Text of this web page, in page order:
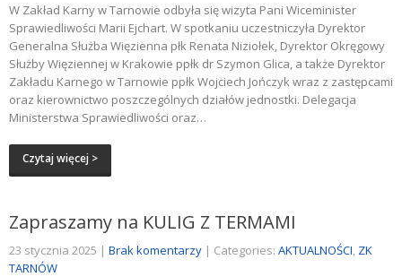
W Zakład Karny w Tarnowie odbyła się wizyta Pani Wiceminister
Sprawiedliwości Marii Ejchart. W spotkaniu uczestniczyła Dyrektor
Generalna Służba Więzienna płk Renata Niziołek, Dyrektor Okręgowy
Służby Więziennej w Krakowie ppłk dr Szymon Glica, a także Dyrektor
Zakładu Karnego w Tarnowie ppłk Wojciech Jończyk wraz z zastępcami
oraz kierownictwo poszczególnych działów jednostki. Delegacja
Ministerstwa Sprawiedliwości oraz…
Czytaj więcej >
Zapraszamy na KULIG Z TERMAMI
23 stycznia 2025 | Brak komentarzy | Categories: AKTUALNOŚCI ZK
TARNÓW